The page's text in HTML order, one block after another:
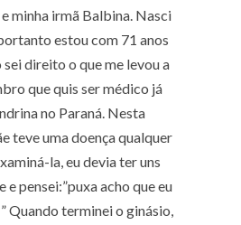
minha irmã Balbina. Nasci
estou com 71 anos
sei direito o que me levou a
que quis ser médico já
no Paraná. Nesta
teve uma doença qualquer
la, eu devia ter uns
e pensei:”puxa acho que eu
Quando terminei o ginásio,